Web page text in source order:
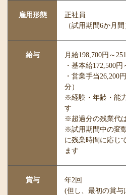
雇用形態
正社員
（試用期間6か月間
給与
月給198,700円～
・基本給172,500円
・営業手当26,200
分）
※経験・年齢・能
す
※超過分の残業代
※試用期間中の変
に残業時間に応じ
ます
賞与
年2回
(但し、最初の賞与